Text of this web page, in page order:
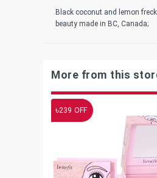
Black coconut and lemon
beauty made in BC, Canada;
More from this
৳239 OFF